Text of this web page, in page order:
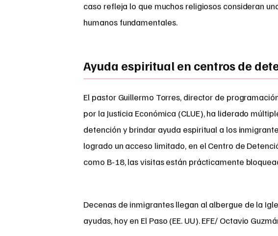
caso refleja lo que muchos religiosos consideran
humanos fundamentales.
Ayuda espiritual en centros de
El pastor Guillermo Torres, director de
por la Justicia Económica (CLUE), ha liderado
detención y brindar ayuda espiritual a los
logrado un acceso limitado, en el Centro de
como B-18, las visitas están prácticamente
Decenas de inmigrantes llegan al albergue de la
ayudas, hoy en El Paso (EE. UU). EFE/ Octavio